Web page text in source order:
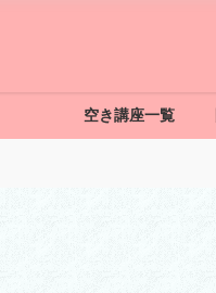
空き講座一覧